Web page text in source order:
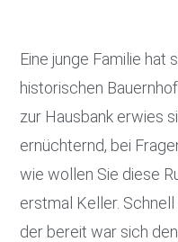
Eine junge Familie hat
historischen
zur Hausbank erwies
ernüchternd, bei
wie wollen Sie diese
erstmal Keller.
der bereit war sich